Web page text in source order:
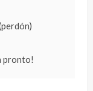
pronto!